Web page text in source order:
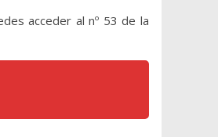
acceder al nº 53 de la